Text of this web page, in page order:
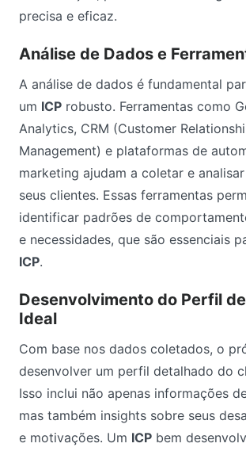
precisa e eficaz.
Análise de Dados e
A análise de dados é fundamental
um ICP robusto. Ferramentas como
Analytics, CRM (Customer
Management) e plataformas de
marketing ajudam a coletar e
seus clientes. Essas ferramentas
identificar padrões de
e necessidades, que são essenciais
ICP.
Desenvolvimento do Perfil
Ideal
Com base nos dados coletados, o
desenvolver um perfil detalhado do
Isso inclui não apenas informações
mas também insights sobre seus
e motivações. Um ICP bem